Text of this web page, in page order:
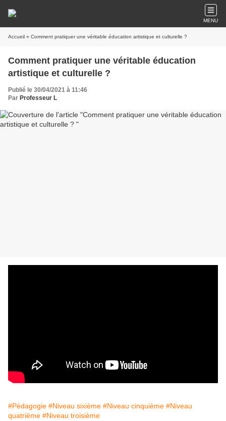
MENU
Accueil » Comment pratiquer une véritable éducation artistique et culturelle ?
Comment pratiquer une véritable éducation
artistique et culturelle ?
Publié le 30/04/2021 à 11:46
Par Professeur L
#Pédagogie #Niveau sixième #Niveau cinquième #Niveau
quatrième #Niveau troisième